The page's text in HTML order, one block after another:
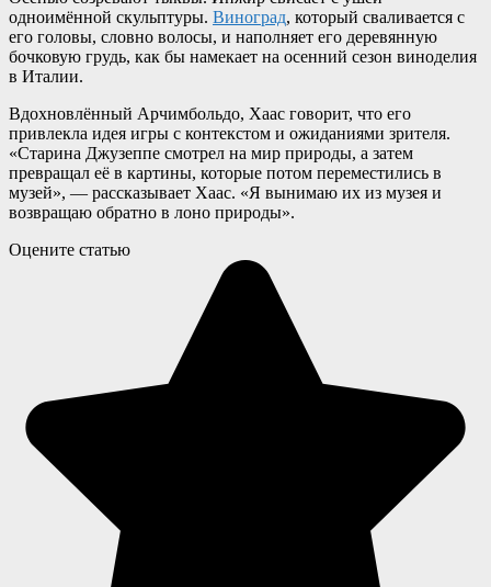
одноимённой скульптуры. Виноград, который сваливается с
его головы, словно волосы, и наполняет его деревянную
бочковую грудь, как бы намекает на осенний сезон виноделия
в Италии.
Вдохновлённый Арчимбольдо, Хаас говорит, что его
привлекла идея игры с контекстом и ожиданиями зрителя.
«Старина Джузеппе смотрел на мир природы, а затем
превращал её в картины, которые потом переместились в
музей», — рассказывает Хаас. «Я вынимаю их из музея и
возвращаю обратно в лоно природы».
Оцените статью